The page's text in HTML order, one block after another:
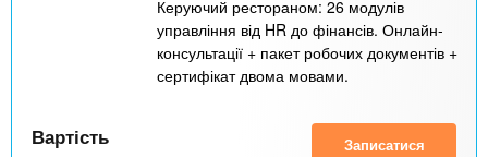
Керуючий рестораном: 26 модулів
управління від HR до фінансів. Онлайн-
консультації + пакет робочих документів +
сертифікат двома мовами.
Вартість Записатися